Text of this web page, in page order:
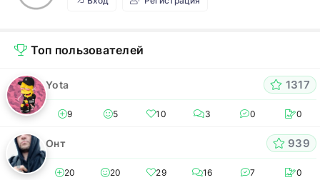
Топ пользователей
Yota 1317
9 5 10 3 0 0
Онт 939
20 20 29 16 7 0